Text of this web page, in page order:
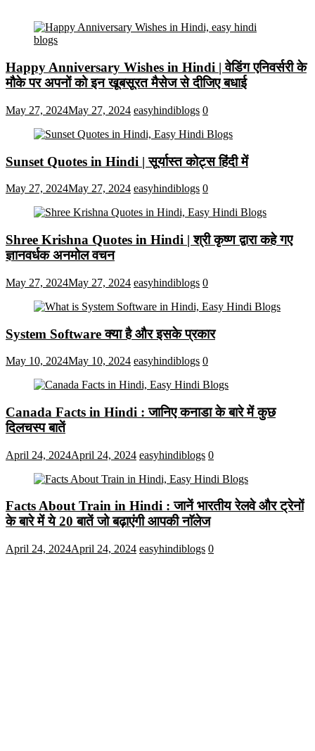
Happy Anniversary Wishes in Hindi | वेडिंग एनिवर्सरी के
मौके पर अपनों को इन खूबसूरत मैसेज से दीजिए बधाई
May 27, 2024May 27, 2024 easyhindiblogs 0
Sunset Quotes in Hindi | सूर्यास्त कोट्स हिंदी में
May 27, 2024May 27, 2024 easyhindiblogs 0
Shree Krishna Quotes in Hindi | श्री कृष्ण द्वारा कहे गए
ज्ञानवर्धक अनमोल वचन
May 27, 2024May 27, 2024 easyhindiblogs 0
System Software क्या है और इसके प्रकार
May 10, 2024May 10, 2024 easyhindiblogs 0
Canada Facts in Hindi : जानिए कनाडा के बारे में कुछ
दिलचस्प बातें
April 24, 2024April 24, 2024 easyhindiblogs 0
Facts About Train in Hindi : जानें भारतीय रेलवे और ट्रेनों
के बारे में ये 20 बातें जो बढ़ाएंगी आपकी नाॅलेज
April 24, 2024April 24, 2024 easyhindiblogs 0